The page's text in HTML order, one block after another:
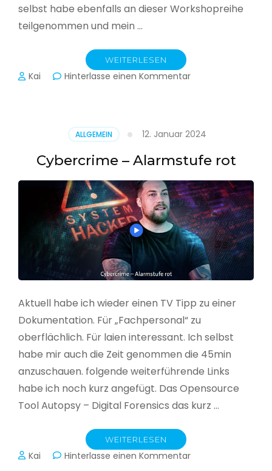
selbst habe ebenfalls an dieser Workshopreihe
teilgenommen und mein …
WEITERLESEN
Kai Hinterlasse einen Kommentarzu
Produktion
ALLGEMEIN 12. Januar 2024
Cybercrime – Alarmstufe rot
Aktuell habe ich wieder einen TV Tipp zu einer
Dokumentation. Für „Fachpersonal“ zu
oberflächlich. Für laien interessant. Ich selbst
habe mir auch die Zeit genommen die 45min
anzuschauen. folgende weiterführende Links
habe ich noch kurz angefügt. Das Opensource
Tool Autopsy – Digital Forensics das kurz …
WEITERLESEN
Kai Hinterlasse einen Kommentarzu